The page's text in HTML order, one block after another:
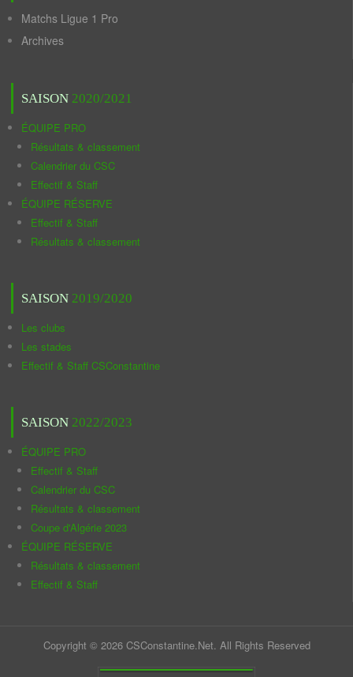
Matchs Ligue 1 Pro
Archives
SAISON 2020/2021
ÉQUIPE PRO
Résultats & classement
Calendrier du CSC
Effectif & Staff
ÉQUIPE RÉSERVE
Effectif & Staff
Résultats & classement
SAISON 2019/2020
Les clubs
Les stades
Effectif & Staff CSConstantine
SAISON 2022/2023
ÉQUIPE PRO
Effectif & Staff
Calendrier du CSC
Résultats & classement
Coupe d'Algérie 2023
ÉQUIPE RÉSERVE
Résultats & classement
Effectif & Staff
Copyright © 2026 CSConstantine.Net. All Rights Reserved